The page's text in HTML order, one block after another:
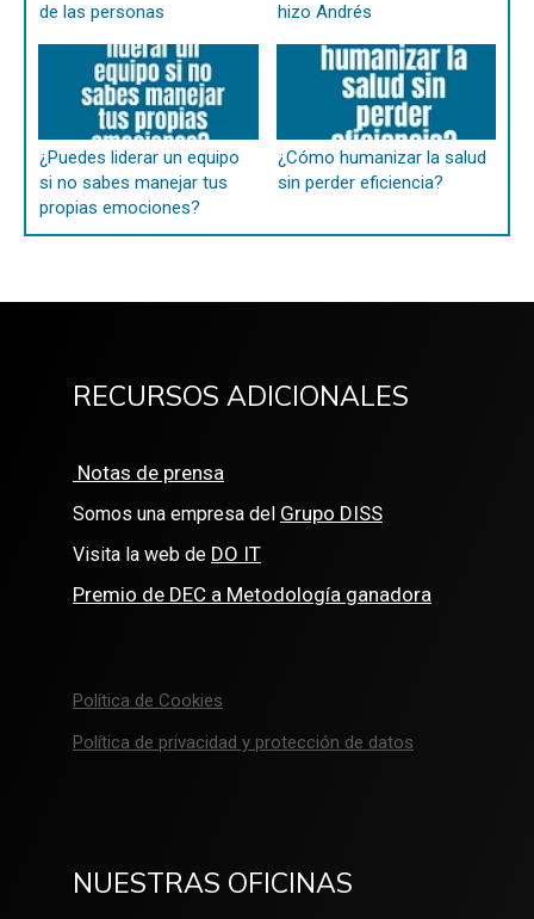
de las personas
hizo Andrés
¿Puedes liderar un equipo
si no sabes manejar tus
propias emociones?
¿Cómo humanizar la salud
sin perder eficiencia?
RECURSOS ADICIONALES
Notas de prensa
Somos una empresa del Grupo DISS
Visita la web de DO IT
Premio de DEC a Metodología ganadora
Política de Cookies
Política de privacidad y protección de datos
NUESTRAS OFICINAS